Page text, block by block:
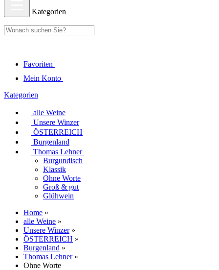
Kategorien
Favoriten
Mein Konto
Kategorien
alle Weine
Unsere Winzer
ÖSTERREICH
Burgenland
Thomas Lehner
Burgundisch
Klassik
Ohne Worte
Groß & gut
Glühwein
Home »
alle Weine »
Unsere Winzer »
ÖSTERREICH »
Burgenland »
Thomas Lehner »
Ohne Worte